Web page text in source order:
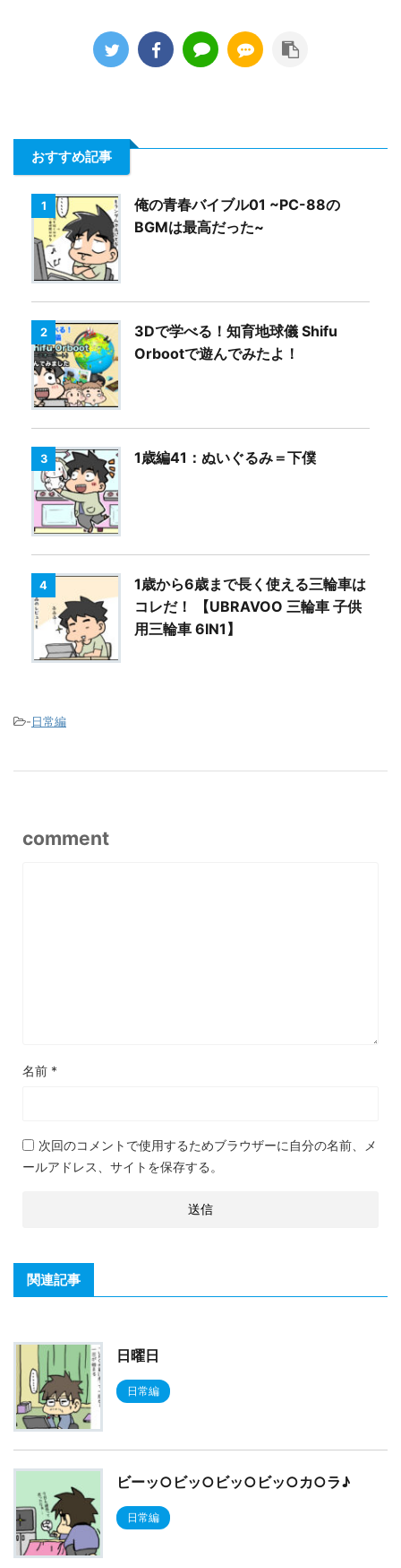
おすすめ記事
1
俺の青春バイブル01 ~PC-88の
BGMは最高だった~
2
3Dで学べる！知育地球儀 Shifu
Orbootで遊んでみたよ！
3 1歳編41：ぬいぐるみ＝下僕
4
1歳から6歳まで長く使える三輪車は
コレだ！ 【UBRAVOO 三輪車 子供
用三輪車 6IN1】
-日常編
comment
名前 *
次回のコメントで使用するためブラウザーに自分の名前、メ
ールアドレス、サイトを保存する。
関連記事
日曜日
日常編
ビーッ○ビッ○ビッ○ビッ○カ○ラ♪
日常編